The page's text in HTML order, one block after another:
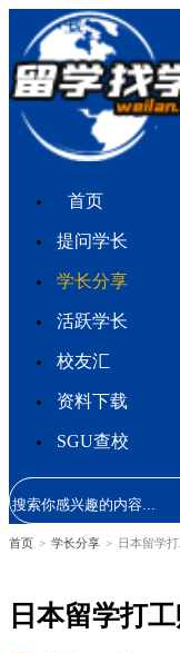
首页
提问学长
学长分享
活跃学长
校友汇
资料下载
SGU查校
首页 > 学长分享 > 日本留学
日本留学打